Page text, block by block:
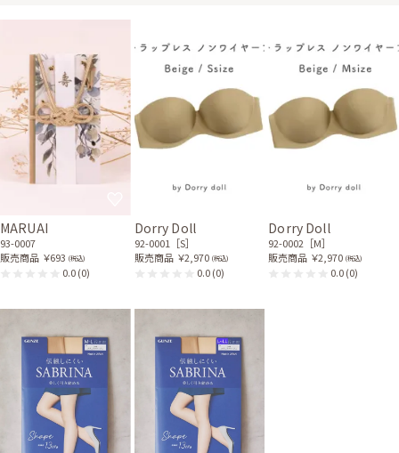
11-1837
51-0127
バッグ
51-0125
身長157cm【Sサイズ(Mサイズよりの)】 (バスト:F65)
20代後半
2025/02/09
サイズはぴったりでした。 きれいで使いやすかったです。
MARUAI
93-0007
販売商品 ￥693 (税込)
0.0(0)
Dorry Doll
92-0001［S］
販売商品 ￥2,970 (税込)
0.0(0)
Dorry Doll
92-0002［M］
販売商品 ￥2,970 (税込)
0.0(0)